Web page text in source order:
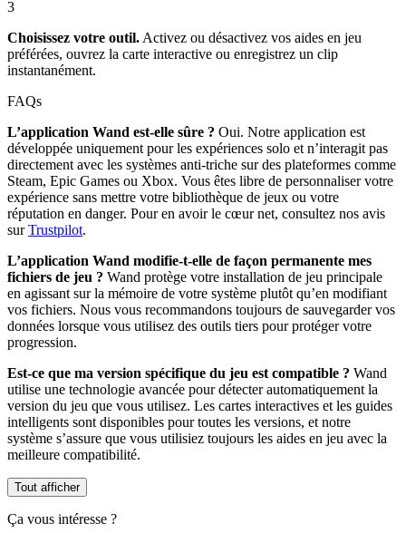
3
Choisissez votre outil. Activez ou désactivez vos aides en jeu
préférées, ouvrez la carte interactive ou enregistrez un clip
instantanément.
FAQs
L’application Wand est-elle sûre ? Oui. Notre application est
développée uniquement pour les expériences solo et n’interagit pas
directement avec les systèmes anti-triche sur des plateformes comme
Steam, Epic Games ou Xbox. Vous êtes libre de personnaliser votre
expérience sans mettre votre bibliothèque de jeux ou votre
réputation en danger. Pour en avoir le cœur net, consultez nos avis
surTrustpilot.
L’application Wand modifie-t-elle de façon permanente mes
fichiers de jeu ? Wand protège votre installation de jeu principale
en agissant sur la mémoire de votre système plutôt qu’en modifiant
vos fichiers. Nous vous recommandons toujours de sauvegarder vos
données lorsque vous utilisez des outils tiers pour protéger votre
progression.
Est-ce que ma version spécifique du jeu est compatible ? Wand
utilise une technologie avancée pour détecter automatiquement la
version du jeu que vous utilisez. Les cartes interactives et les guides
intelligents sont disponibles pour toutes les versions, et notre
système s’assure que vous utilisiez toujours les aides en jeu avec la
meilleure compatibilité.
Tout afficher
Ça vous intéresse ?